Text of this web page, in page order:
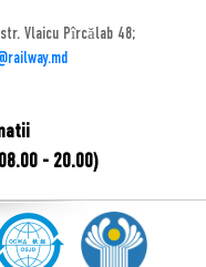
Vlaicu Pîrcălab 48;
- 20.00)